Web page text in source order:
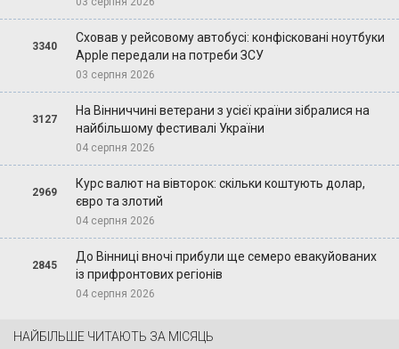
3340
Сховав у рейсовому автобусі: конфісковані ноутбуки
Apple передали на потреби ЗСУ
03 серпня 2026
3127
На Вінниччині ветерани з усієї країни зібралися на
найбільшому фестивалі України
04 серпня 2026
2969
Курс валют на вівторок: скільки коштують долар,
євро та злотий
04 серпня 2026
2845
До Вінниці вночі прибули ще семеро евакуйованих
із прифронтових регіонів
04 серпня 2026
НАЙБІЛЬШЕ ЧИТАЮТЬ ЗА МІСЯЦЬ